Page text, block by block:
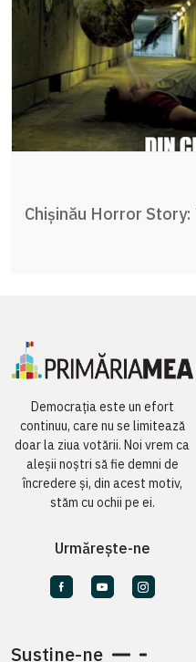
Chișinău Horror
Democrația este un efort
continuu, care nu se limitează
doar la ziua votării. Noi vrem ca
aleșii noștri să fie demni de
încredere și, din acest motiv,
stăm cu ochii pe ei.
Urmărește-ne
Susține-ne